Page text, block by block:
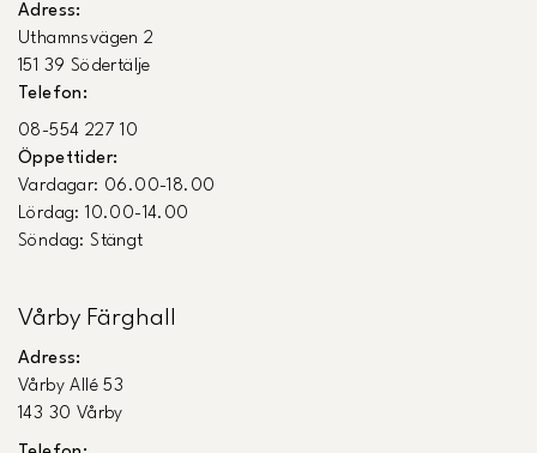
Adress:
Uthamnsvägen 2
151 39 Södertälje
Telefon:
08-554 227 10
Öppettider:
Vardagar: 06.00-18.00
Lördag: 10.00-14.00
Söndag: Stängt
Vårby Färghall
Adress:
Vårby Allé 53
143 30 Vårby